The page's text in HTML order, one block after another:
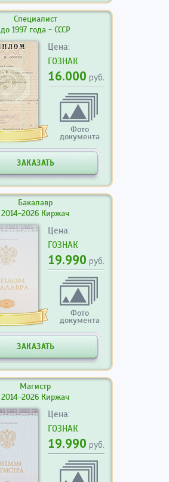
Специалист
до 1997 года - СССР
Цена:
ГОЗНАК
16.000 руб.
Фото
документа
ЗАКАЗАТЬ
Бакалавр
2014-2026 Киржач
Цена:
ГОЗНАК
19.990 руб.
Фото
документа
ЗАКАЗАТЬ
Магистр
2014-2026 Киржач
Цена:
ГОЗНАК
19.990 руб.